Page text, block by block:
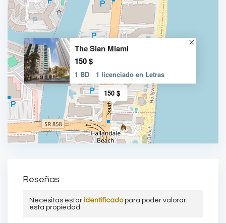
150 $
The Sian Miami
150 $
1 BD 1 licenciado en Letras
Reseñas
Necesitas estar identificadopara poder valorar
esta propiedad